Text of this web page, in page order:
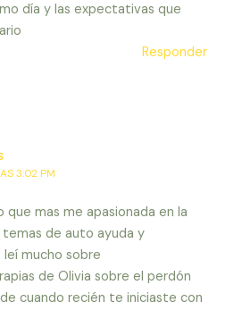
día y las expectativas que
Responder
3:02 PM
que mas me apasionada en la
de auto ayuda y
leí mucho sobre
de Olivia sobre el perdón
cuando recién te iniciaste con